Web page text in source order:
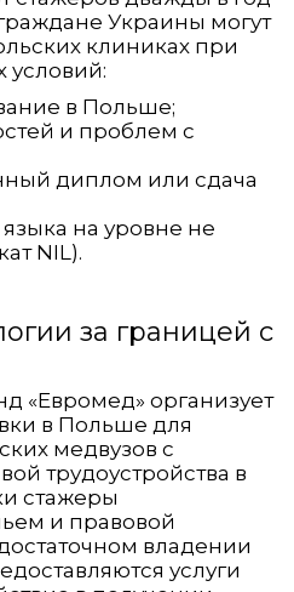
граждане Украины могут
клиниках при
условий:
в Польше;
и проблем с
диплом или сдача
на уровне не
NIL).
за границей с
«Евромед» организует
в Польше для
медвузов с
трудоустройства в
стажеры
и правовой
владении
услуги